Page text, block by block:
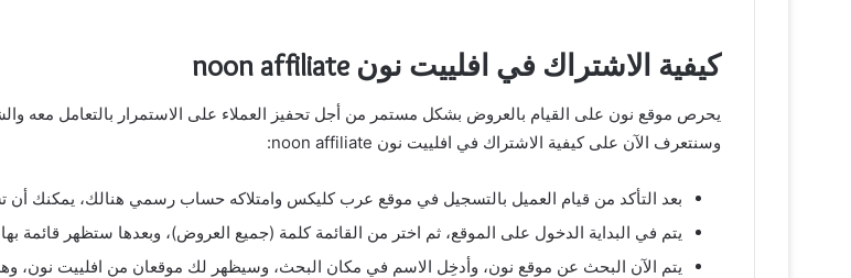
كيفية الاشتراك في افلييت نون noon affiliate
يحرص موقع نون على القيام بالعروض بشكل مستمر من أجل تحفيز العملاء على الاستمرار بالتعامل معه
وسنتعرف الآن على كيفية الاشتراك في افلييت نون noon affiliate:
بعد التأكد من قيام العميل بالتسجيل في موقع عرب كليكس وامتلاكه حساب رسمي هنالك، يمكنك
يتم في البداية الدخول على الموقع، ثم اختر من القائمة كلمة (جميع العروض)، وبعدها ستظهر قائمة بها
يتم الآن البحث عن موقع نون، وأدخِل الاسم في مكان البحث، وسيظهر لك موقعان من افلييت نون،